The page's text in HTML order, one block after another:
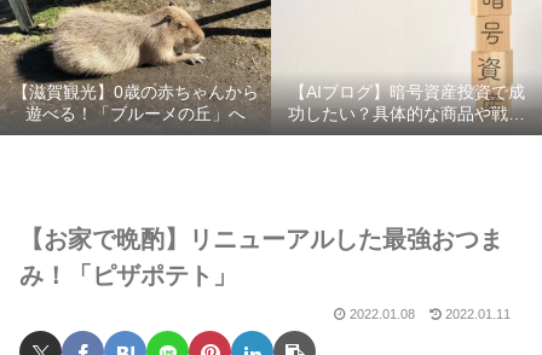
【滋賀観光】0歳の赤ちゃんから
遊べる！「ブルーメの丘」へ
【AIブログ】暗号資産投資で成
功したい？具体的な商品や戦略
を分かりやすく解説！
【お家で晩酌】リニューアルした最強おつま
み！「ピザポテト」
2022.01.08 2022.01.11